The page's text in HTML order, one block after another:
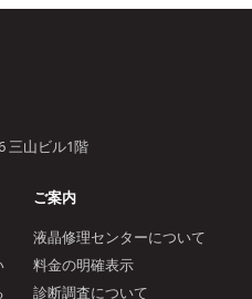
三山ビル1階
ご案内
液晶修理センターについて
料金の明確表示
診断調査について